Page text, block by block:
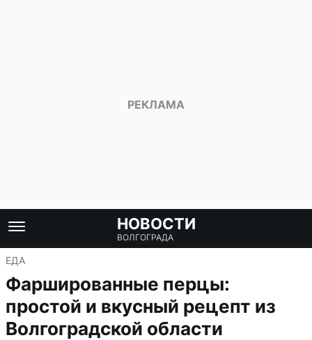
НОВОСТИ
ВОЛГОГРАДА
ЕДА
Фаршированные перцы:
простой и вкусный рецепт из
Волгоградской области